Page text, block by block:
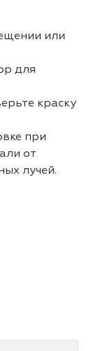
или
для
краску
при
от
лучей.